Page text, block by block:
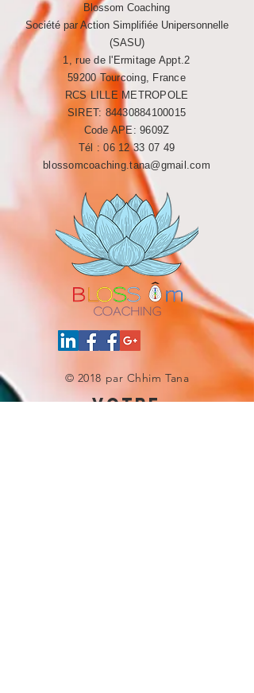
Blossom Coaching
Société par Action Simplifiée Unipersonnelle
(SASU)
1, rue de l'Ermitage Appt.2
59200 Tourcoing, France
RCS LILLE METROPOLE​​
SIRET: 84430884100015
Code APE: 9609Z
Tél :06 12 33 07 49
blossomcoaching.tana@gmail.com
© 2018 par Chhim Tana
votre